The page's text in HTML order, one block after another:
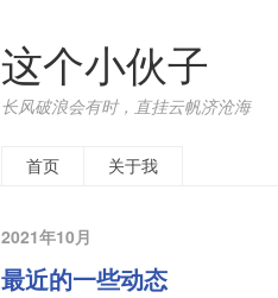
这个小伙子
长风破浪会有时，直挂云帆济沧海
首页
关于我
2021年10月
最近的一些动态